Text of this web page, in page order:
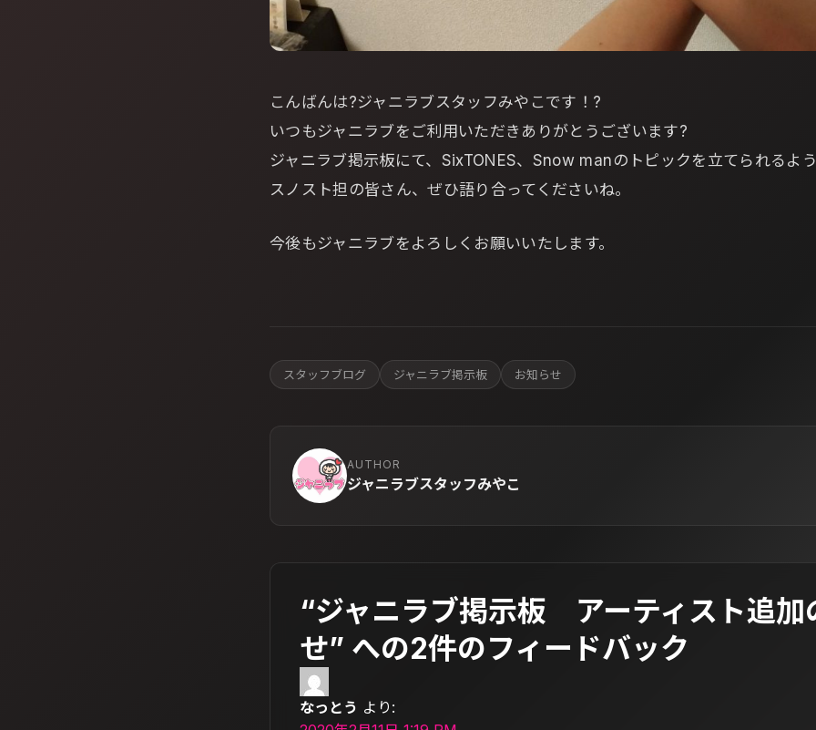
こんばんは?ジャニラブスタッフみやこです！?
いつもジャニラブをご利用いただきありがとうございます?
ジャニラブ掲示板にて、SixTONES、Snow manのトピックを立てられるよ
スノスト担の皆さん、ぜひ語り合ってくださいね。
今後もジャニラブをよろしくお願いいたします。
スタッフブログ ジャニラブ掲示板 お知らせ
AUTHOR
ジャニラブスタッフみやこ
“ジャニラブ掲示板 アーティスト追加
せ” への2件のフィードバック
なっとう より: